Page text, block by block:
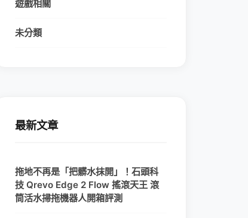
遊戲相關
未分類
最新文章
拖地不再是「把髒水抹開」！石頭科
技 Qrevo Edge 2 Flow 搖滾天王 滾
筒活水掃拖機器人開箱評測